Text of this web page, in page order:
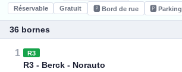
Réservable Gratuit 🅿️ Bord de rue 🅿️ Parking
36 bornes
1 R3
R3 - Berck - Norauto
⚡ 22 kW